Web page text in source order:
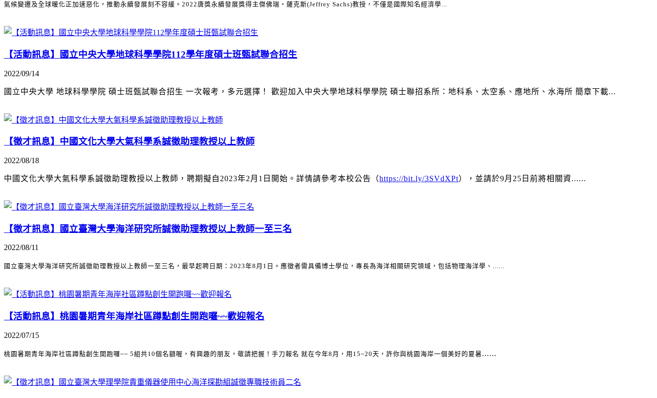
氣候變遷及全球暖化正加速惡化，推動永續發展刻不容緩。2022唐獎永續發展獎得主傑佛瑞‧薩克斯(Jeffrey Sachs)教授，不僅是國際知名經濟學...
【活動訊息】國立中央大學地球科學學院112學年度碩士班甄試聯合招生
2022/09/14
國立中央大學 地球科學學院 碩士班甄試聯合招生 一次報考，多元選擇！ 歡迎加入中央大學地球科學學院 碩士聯招系所：地科系、太空系、應地所、水海所 簡章下載...
【徵才訊息】中國文化大學大氣科學系誠徵助理教授以上教師
2022/08/18
中國文化大學大氣科學系誠徵助理教授以上教師，聘期擬自2023年2月1日開始。詳情請參考本校公告（https://bit.ly/3SVdXPt），並請於9月25日前將相關資......
【徵才訊息】國立臺灣大學海洋研究所誠徵助理教授以上教師一至三名
2022/08/11
國立臺灣大學海洋研究所誠徵助理教授以上教師一至三名 ，最早起聘日期：2023年8月1日。應徵者需具備博士學位，專長為海洋相關研究領域 ，包括物理海洋學、 ......
【活動訊息】桃園暑期青年海岸社區蹲點創生開跑囉~~歡迎報名
2022/07/15
桃園暑期青年海岸社區蹲點創生開跑囉~~ 5組共10個名額喔，有興趣的朋友，敬請把握！手刀報名 就在今年8月，用15~20天，許你與桃園海岸一個美好的夏暑......